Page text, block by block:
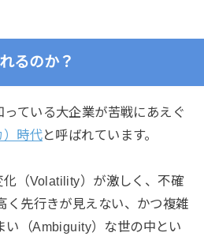
るのか？
ている大企業が苦戦にあえぐ
）時代と呼ばれています。
（Volatility）が激しく、不確
く先行きが見えない、かつ複雑
い（Ambiguity）な世の中とい